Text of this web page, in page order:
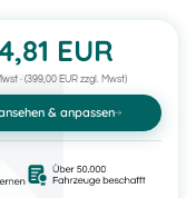
EUR
· (399,00 EUR zzgl. Mwst)
& anpassen